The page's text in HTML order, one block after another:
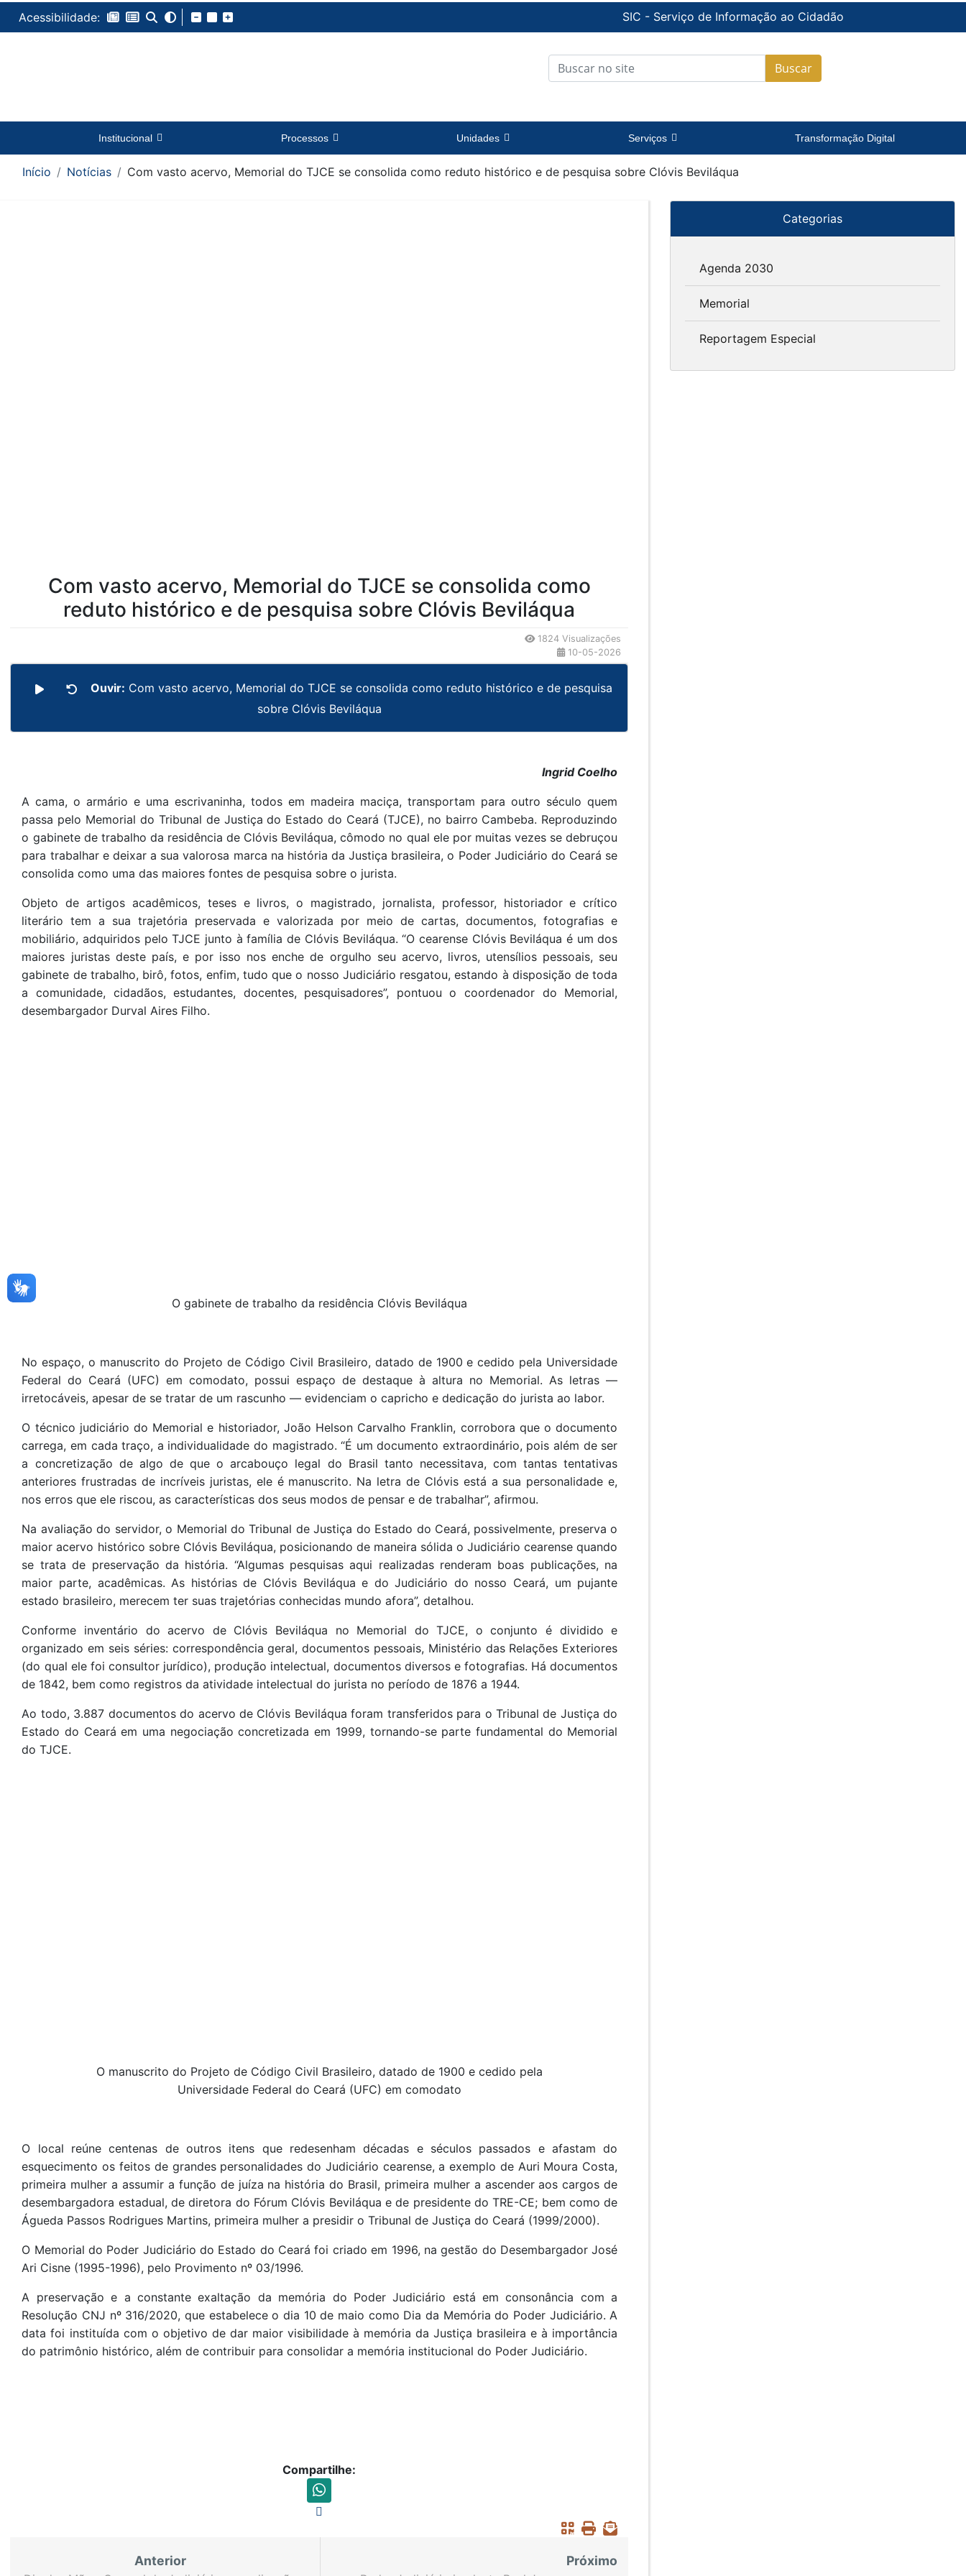
Acessibilidade: SIC - Serviço de Informação ao Cidadão
Buscar
Institucional Processos Unidades Serviços Transformação Digital
Início Notícias Com vasto acervo, Memorial do TJCE se consolida como reduto histórico e de pesquisa sobre Clóvis Beviláqua
Com vasto acervo, Memorial do TJCE se consolida como
reduto histórico e de pesquisa sobre Clóvis Beviláqua
1824 Visualizações
10-05-2026
Ouvir: Com vasto acervo, Memorial do TJCE se consolida como reduto histórico e de pesquisa
sobre Clóvis Beviláqua
Ingrid Coelho
A cama, o armário e uma escrivaninha, todos em madeira maciça, transportam para outro século quem
passa pelo Memorial do Tribunal de Justiça do Estado do Ceará (TJCE), no bairro Cambeba. Reproduzindo
o gabinete de trabalho da residência de Clóvis Beviláqua, cômodo no qual ele por muitas vezes se debruçou
para trabalhar e deixar a sua valorosa marca na história da Justiça brasileira, o Poder Judiciário do Ceará se
consolida como uma das maiores fontes de pesquisa sobre o jurista.
Objeto de artigos acadêmicos, teses e livros, o magistrado, jornalista, professor, historiador e crítico
literário tem a sua trajetória preservada e valorizada por meio de cartas, documentos, fotografias e
mobiliário, adquiridos pelo TJCE junto à família de Clóvis Beviláqua. “O cearense Clóvis Beviláqua é um dos
maiores juristas deste país, e por isso nos enche de orgulho seu acervo, livros, utensílios pessoais, seu
gabinete de trabalho, birô, fotos, enfim, tudo que o nosso Judiciário resgatou, estando à disposição de toda
a comunidade, cidadãos, estudantes, docentes, pesquisadores”, pontuou o coordenador do Memorial,
desembargador Durval Aires Filho.
O gabinete de trabalho da residência Clóvis Beviláqua
No espaço, o manuscrito do Projeto de Código Civil Brasileiro, datado de 1900 e cedido pela Universidade
Federal do Ceará (UFC) em comodato, possui espaço de destaque à altura no Memorial. As letras —
irretocáveis, apesar de se tratar de um rascunho — evidenciam o capricho e dedicação do jurista ao labor.
O técnico judiciário do Memorial e historiador, João Helson Carvalho Franklin, corrobora que o documento
carrega, em cada traço, a individualidade do magistrado. “É um documento extraordinário, pois além de ser
a concretização de algo de que o arcabouço legal do Brasil tanto necessitava, com tantas tentativas
anteriores frustradas de incríveis juristas, ele é manuscrito. Na letra de Clóvis está a sua personalidade e,
nos erros que ele riscou, as características dos seus modos de pensar e de trabalhar”, afirmou.
Na avaliação do servidor, o Memorial do Tribunal de Justiça do Estado do Ceará, possivelmente, preserva o
maior acervo histórico sobre Clóvis Beviláqua, posicionando de maneira sólida o Judiciário cearense quando
se trata de preservação da história. “Algumas pesquisas aqui realizadas renderam boas publicações, na
maior parte, acadêmicas. As histórias de Clóvis Beviláqua e do Judiciário do nosso Ceará, um pujante
estado brasileiro, merecem ter suas trajetórias conhecidas mundo afora”, detalhou.
Conforme inventário do acervo de Clóvis Beviláqua no Memorial do TJCE, o conjunto é dividido e
organizado em seis séries: correspondência geral, documentos pessoais, Ministério das Relações Exteriores
(do qual ele foi consultor jurídico), produção intelectual, documentos diversos e fotografias. Há documentos
de 1842, bem como registros da atividade intelectual do jurista no período de 1876 a 1944.
Ao todo, 3.887 documentos do acervo de Clóvis Beviláqua foram transferidos para o Tribunal de Justiça do
Estado do Ceará em uma negociação concretizada em 1999, tornando-se parte fundamental do Memorial
do TJCE.
O manuscrito do Projeto de Código Civil Brasileiro, datado de 1900 e cedido pela
Universidade Federal do Ceará (UFC) em comodato
O local reúne centenas de outros itens que redesenham décadas e séculos passados e afastam do
esquecimento os feitos de grandes personalidades do Judiciário cearense, a exemplo de Auri Moura Costa,
primeira mulher a assumir a função de juíza na história do Brasil, primeira mulher a ascender aos cargos de
desembargadora estadual, de diretora do Fórum Clóvis Beviláqua e de presidente do TRE-CE; bem como de
Águeda Passos Rodrigues Martins, primeira mulher a presidir o Tribunal de Justiça do Ceará (1999/2000).
O Memorial do Poder Judiciário do Estado do Ceará foi criado em 1996, na gestão do Desembargador José
Ari Cisne (1995-1996), pelo Provimento nº 03/1996.
A preservação e a constante exaltação da memória do Poder Judiciário está em consonância com a
Resolução CNJ nº 316/2020, que estabelece o dia 10 de maio como Dia da Memória do Poder Judiciário. A
data foi instituída com o objetivo de dar maior visibilidade à memória da Justiça brasileira e à importância
do patrimônio histórico, além de contribuir para consolidar a memória institucional do Poder Judiciário.
Compartilhe:
Anterior Próximo
Categorias
Agenda 2030
Memorial
Reportagem Especial